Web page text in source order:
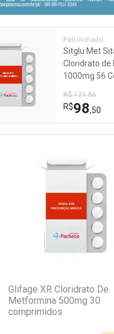
Patrocinado
Sitglu Met
Cloridrato
1000mg 56
R$ 121,86
R$98,50
Refrigerado
Similar
AOS FAVORITOS
Glifage XR Cloridrato De
Metformina 500mg 30
comprimidos